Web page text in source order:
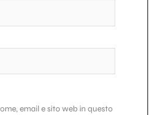
email e sito web in questo